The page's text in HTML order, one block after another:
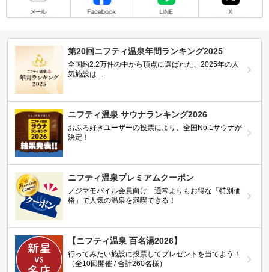
第20回ニフティ温泉年間ランキング2025
全国約2.2万件の中から頂点に選ばれた、2025年の人
気施設は…
ニフティ温泉 サウナランキング2026
おふろ好きユーザーの投票により、全国No.1サウナが
決定！
ニフティ温泉プレミアムクーポン
ノジマモバイル会員向け 通常よりもお得な「特別価
格」で人気の温泉を満喫できる！
【ニフティ温泉 百名湯2026】
行ってみたい施設に投票してプレゼントを当てよう！
（全10回開催 / 合計260名様）